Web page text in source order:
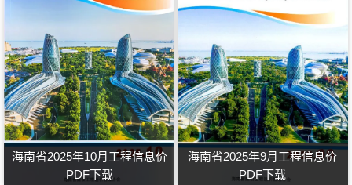
海南省2025年10月工程信息价
PDF下载
海南省2025年9月工程信息价
PDF下载